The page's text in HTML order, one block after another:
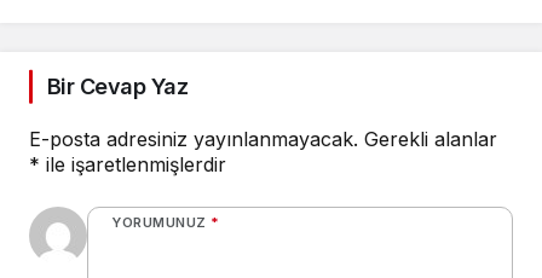
Bir Cevap Yaz
E-posta adresiniz yayınlanmayacak. Gerekli alanlar
* ile işaretlenmişlerdir
YORUMUNUZ *